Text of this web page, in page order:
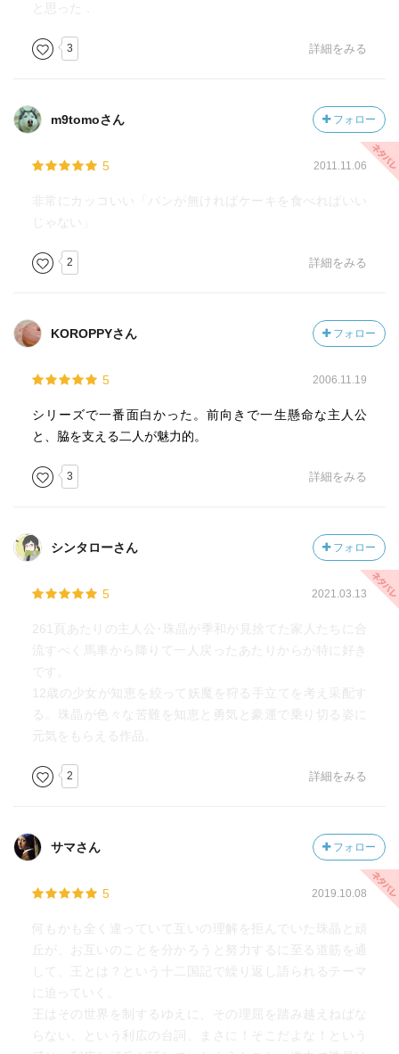
と思った．
3 詳細をみる
m9tomoさん フォロー
5 2011.11.06
非常にカッコいい「パンが無ければケーキを食べればいい
じゃない」
2 詳細をみる
KOROPPYさん フォロー
5 2006.11.19
シリーズで一番面白かった。前向きで一生懸命な主人公
と、脇を支える二人が魅力的。
3 詳細をみる
シンタローさん フォロー
5 2021.03.13
261頁あたりの主人公･珠晶が季和が見捨てた家人たちに合
流すべく馬車から降りて一人戻ったあたりからが特に好き
です。
12歳の少女が知恵を絞って妖魔を狩る手立てを考え采配す
る。珠晶が色々な苦難を知恵と勇気と豪運で乗り切る姿に
元気をもらえる作品。
2 詳細をみる
サマさん フォロー
5 2019.10.08
何もかも全く違っていて互いの理解を拒んでいた珠晶と頑
丘が、お互いのことを分かろうと努力するに至る道筋を通
して、王とは？という十二国記で繰り返し語られるテーマ
に迫っていく。
王はその世界を制するゆえに、その理屈を踏み越えねばな
らない、という利広の台詞、まさに！そこだよな！という